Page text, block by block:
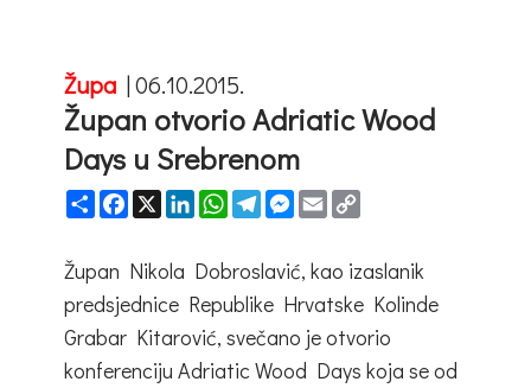
Župa |06.10.2015.
Župan otvorio Adriatic Wood
Days u Srebrenom
ShareFacebook
X LinkedInWhatsApp
TelegramMessenger
Email
Župan Nikola Dobroslavić, kao izaslanik
predsjednice Republike Hrvatske Kolinde
Grabar Kitarović, svečano je otvorio
konferenciju Adriatic Wood Days koja se od